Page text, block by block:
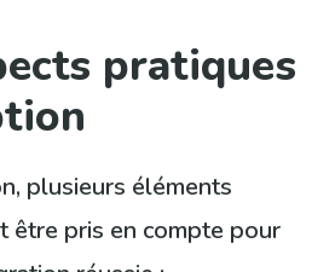
pratiques
plusieurs éléments
être pris en compte pour